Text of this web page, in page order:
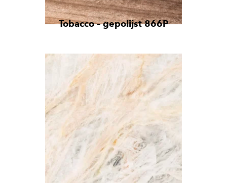
Tobacco – gepolijst 866P